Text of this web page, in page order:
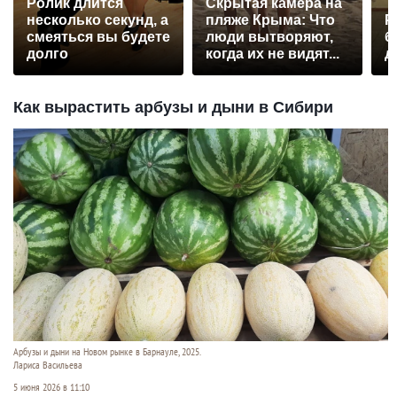
Ролик длится
несколько секунд, а
смеяться вы будете
долго
Скрытая камера на
пляже Крыма: Что
люди вытворяют,
когда их не видят...
Как вырастить арбузы и дыни в Сибири
Арбузы и дыни на Новом рынке в Барнауле, 2025.
Лариса Васильева
5 июня 2026 в 11:10